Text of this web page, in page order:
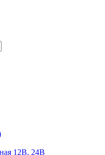
12В, 24В